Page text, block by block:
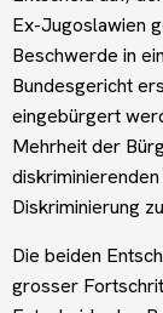
Ex-Jugoslawien
Beschwerde in
Bundesgericht
eingebürgert
Mehrheit der
Diskriminierung
Die beiden
grosser